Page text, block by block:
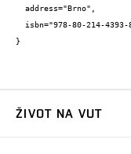
}
ŽIVOT NA VUT